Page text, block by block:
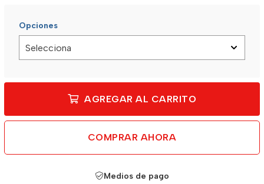
Opciones
AGREGAR AL CARRITO
COMPRAR AHORA
Medios de pago